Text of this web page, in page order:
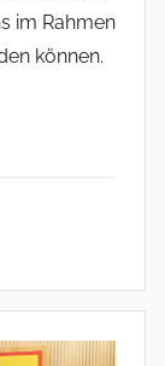
im Rahmen
können.